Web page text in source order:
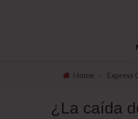
Home Express
¿La caída